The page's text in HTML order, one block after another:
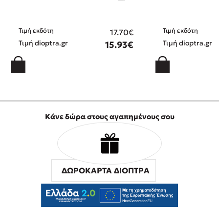
Τιμή εκδότη 17.70€
Τιμή dioptra.gr 15.93€
Τιμή εκδότη
Τιμή dioptra.gr
Κάνε δώρα στους αγαπημένους σου
ΔΩΡΟΚΑΡΤΑ ΔΙΟΠΤΡΑ